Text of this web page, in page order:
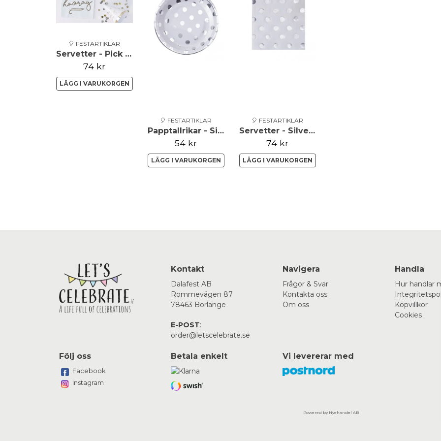
🎈 FESTARTIKLAR
Servetter - Pick & Mix
74 kr
LÄGG I VARUKORGEN
🎈 FESTARTIKLAR
Papptallrikar - Silver Dots
54 kr
LÄGG I VARUKORGEN
🎈 FESTARTIKLAR
Servetter - Silver Dots
74 kr
LÄGG I VARUKORGEN
Kontakt
Dalafest AB
Rommevägen 87
78463 Borlänge
E-POST:
order@letscelebrate.se
Navigera
Frågor & Svar
Kontakta oss
Om oss
Handla
Hur handlar
Köpvillkor
Cookies
Följ oss
Facebook
Instagram
Betala enkelt Vi levererar med
Powered by Nyehandel AB